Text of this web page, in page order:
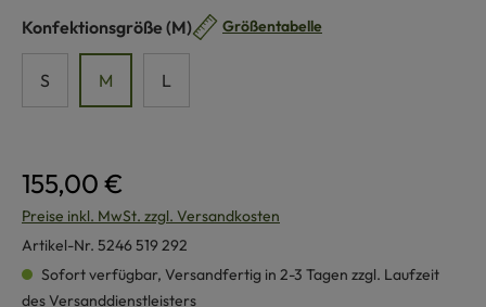
Konfektionsgröße auswählen
(M) Größentabelle
S M L
155,00 €
Preise inkl. MwSt. zzgl. Versandkosten
Artikel-Nr. 5246 519 292
Sofort verfügbar, Versandfertig in 2-3 Tagen zzgl. Laufzeit
des Versanddienstleisters